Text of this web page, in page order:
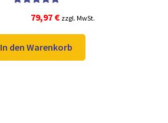
von 5
Ursprünglicher
Preis
war:
106,98 €
79,97 €Aktueller
Preis
ist:
79,97 €.
zzgl. MwSt.
In den Warenkorb